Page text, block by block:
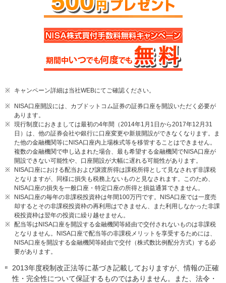
※ キャンペーン詳細は当社WEBにてご確認ください。
※
NISA口座開設には、カブドットコム証券の証券口座を開設いただく必要が
あります。
※ 現行制度におきましては最初の4年間（2014年1月1日から2017年12月31
日）は、他の証券会社や銀行に口座変更や新規開設ができなくなります。ま
た他の金融機関等にNISA口座内上場株式等を移管することはできません。
複数の金融機関で申し込まれた場合、最も希望する金融機関でNISA口座が
開設できない可能性や、口座開設が大幅に遅れる可能性があります。
※
NISA口座における配当および譲渡所得は課税所得として見なされず非課税
となりますが、同様に損失も税務上ないものと見なされます。このため、
NISA口座の損失を一般口座・特定口座の所得と損益通算できません。
※
NISA口座の毎年の非課税投資枠は年間100万円です。NISA口座では一度売
却するとその非課税投資枠の再利用はできません、また利用しなかった非課
税投資枠は翌年の投資に繰り越せません。
※ 配当等はNISA口座を開設する金融機関等経由で交付されないものは非課税
となりません。NISA口座で配当等の非課税メリットを享受するためには、
NISA口座を開設する金融機関等経由で交付（株式数比例配分方式）する必
要があります。
2013年度税制改正法等に基づき記載しておりますが、情報の正確
性・完全性について保証するものではありません。また、法令・